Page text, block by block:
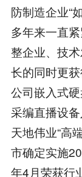
防制造企业“
多年来一直
整企业、技
长的同时更
公司嵌入式
采编直播设
天地伟业“高
市确定实施
年4月荣获行